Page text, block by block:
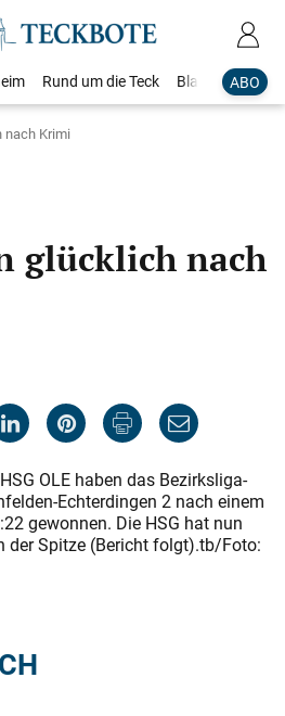
ABO
Rund um die Teck Blaulicht
nach Krimi
glücklich nach
OLE haben das Bezirksliga-
Echterdingen 2 nach einem
gewonnen. Die HSG hat nun
der Spitze (Bericht folgt).tb/Foto: